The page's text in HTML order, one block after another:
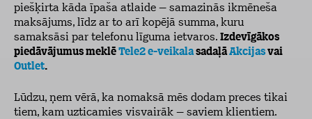
piešķirta kāda īpaša atlaide – samazinās ikmēneša
maksājums, līdz ar to arī kopējā summa, kuru
samaksāsi par telefonu līguma ietvaros. Izdevīgākos
piedāvājumus meklēTele2 e-veikalasadaļāAkcijasvai
Outlet.
Lūdzu, ņem vērā, ka nomaksā mēs dodam preces tikai
tiem, kam uzticamies visvairāk – saviem klientiem.